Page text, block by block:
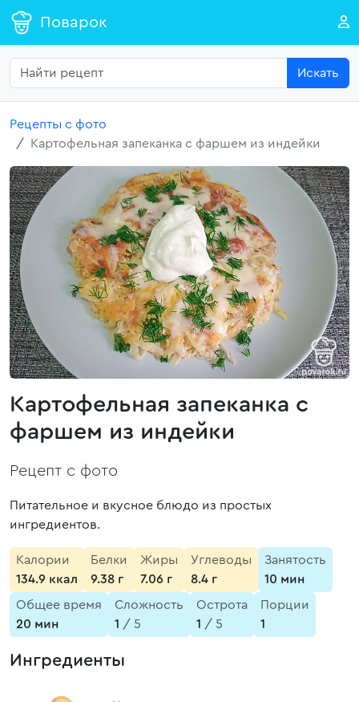
Поварок
Искать
Рецепты с фото
Картофельная запеканка с фаршем из индейки
Картофельная запеканка с
фаршем из индейки
Рецепт с фото
Питательное и вкусное блюдо из простых
ингредиентов.
Калории
134.9 ккал
Белки
9.38 г
Жиры
7.06 г
Углеводы
8.4 г
Занятость
10 мин
Общее время
20 мин
Сложность
1 / 5
Острота
1 / 5
Порции
1
Ингредиенты